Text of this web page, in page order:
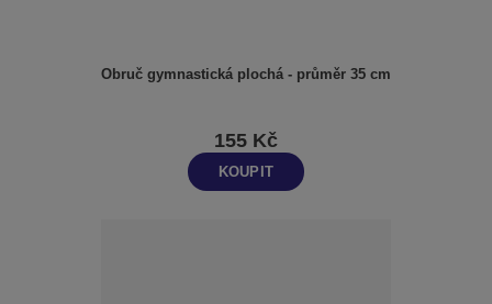
Obruč gymnastická plochá - průměr 35 cm
155 Kč
KOUPIT